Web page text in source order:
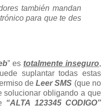
también mandan
para que te des
” es totalmente inseguro,
suplantar todas estas
deLeer SMS (que no
solucionar obligando a que
“ALTA 123345 CODIGO”